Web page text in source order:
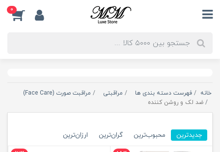
0
خانه فهرست دسته بندی ها مراقبتی
مراقبت صورت (Face Care)
ضد لک و روشن کننده
جدیدترین محبوب‌ترین گران‌ترین ارزان‌ترین